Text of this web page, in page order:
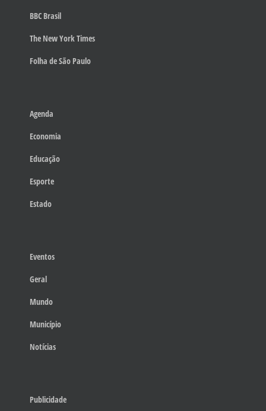
BBC Brasil
The New York Times
Folha de São Paulo
Agenda
Economia
Educação
Esporte
Estado
Eventos
Geral
Mundo
Município
Notícias
Publicidade